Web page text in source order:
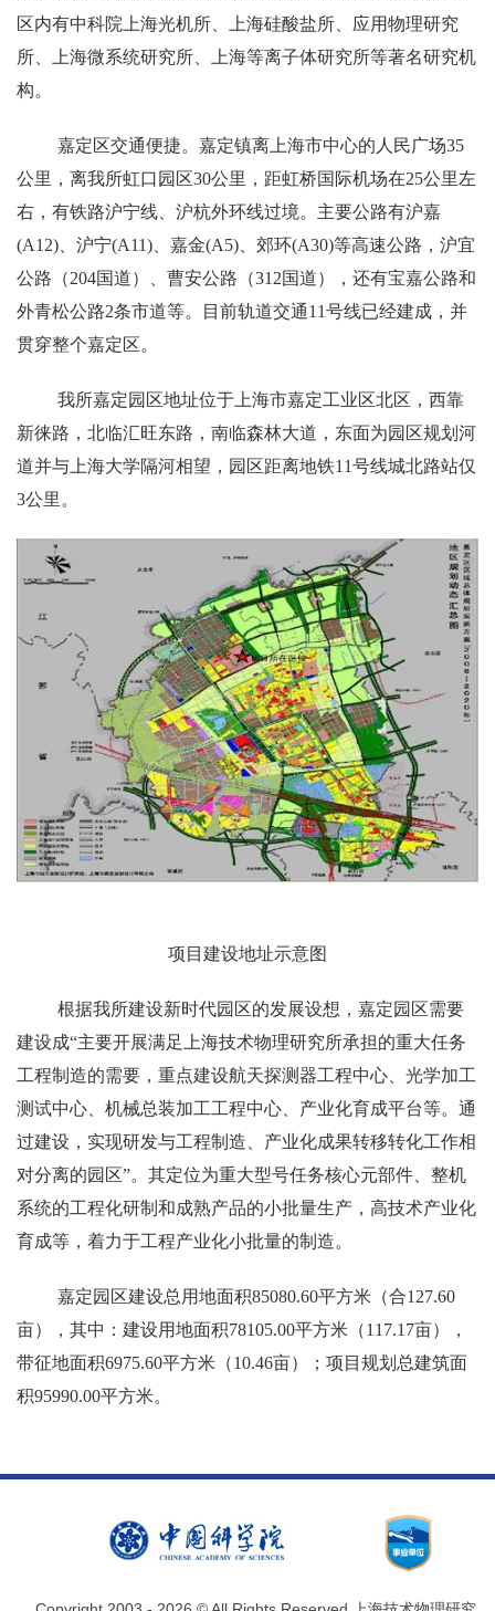
区内有中科院上海光机所、上海硅酸盐所、应用物理研究
所、上海微系统研究所、上海等离子体研究所等著名研究机
构。
嘉定区交通便捷。嘉定镇离上海市中心的人民广场35
公里 ，离我所虹口园区30公里 ，距虹桥国际机场在25公里左
右，有铁路沪宁线、沪杭外环线过境。主要公路有沪嘉
(A12) 、沪宁(A11) 、嘉金(A5) 、郊环(A30)等高速公路，沪宜
公路（204国道）、曹安公路（312国道），还有宝嘉公路和
外青松公路2条市道等。目前轨道交通11号线已经建成，并
贯穿整个嘉定区。
我所嘉定园区地址位于上海市嘉定工业区北区，西靠
新徕路，北临汇旺东路，南临森林大道，东面为园区规划河
道并与上海大学隔河相望，园区距离地铁11号线城北路站仅
3公里。
项目建设地址示意图
根据我所建设新时代园区的发展设想，嘉定园区需要
建设成“主要开展满足上海技术物理研究所承担的重大任务
工程制造的需要，重点建设航天探测器工程中心、光学加工
测试中心、机械总装加工工程中心、产业化育成平台等。通
过建设，实现研发与工程制造、产业化成果转移转化工作相
对分离的园区”。其定位为重大型号任务核心元部件、整机
系统的工程化研制和成熟产品的小批量生产，高技术产业化
育成等，着力于工程产业化小批量的制造。
嘉定园区建设总用地面积85080.60平方米（合127.60
亩），其中：建设用地面积78105.00平方米 （117.17亩），
带征地面积6975.60平方米 （10.46亩）；项目规划总建筑面
积95990.00平方米。